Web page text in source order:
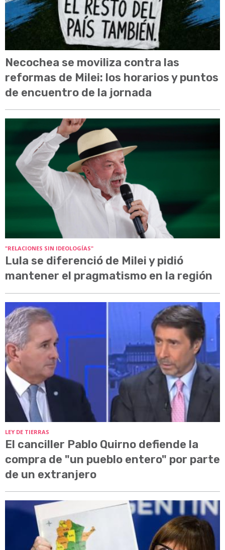
Necochea se moviliza contra las
reformas de Milei: los horarios y puntos
de encuentro de la jornada
"RELACIONES SIN IDEOLOGÍAS"
Lula se diferenció de Milei y pidió
mantener el pragmatismo en la región
LEY DE TIERRAS
El canciller Pablo Quirno defiende la
compra de "un pueblo entero" por parte
de un extranjero